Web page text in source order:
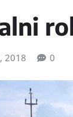
2018 0